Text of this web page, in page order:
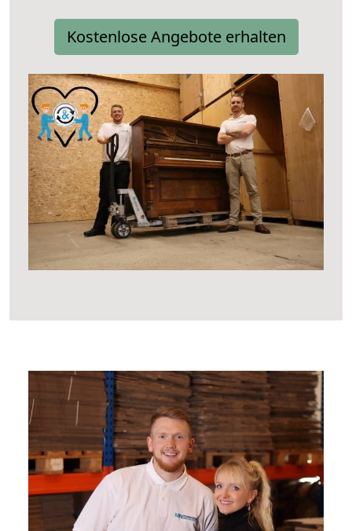
Kostenlose Angebote erhalten